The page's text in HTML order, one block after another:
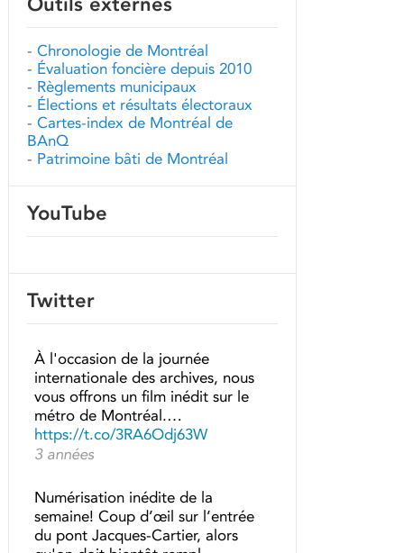
- Chronologie de Montréal
- Évaluation foncière depuis 2010
- Règlements municipaux
- Élections et résultats électoraux
- Cartes-index de Montréal de
BAnQ
- Patrimoine bâti de Montréal
YouTube
Twitter
À l'occasion de la journée
internationale des archives, nous
vous offrons un film inédit sur le
métro de Montréal.…
https://t.co/3RA6Odj63W
3 années
Numérisation inédite de la
semaine! Coup d’œil sur l’entrée
du pont Jacques-Cartier, alors